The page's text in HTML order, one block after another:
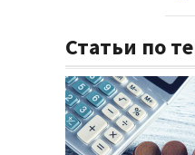
Статьи по